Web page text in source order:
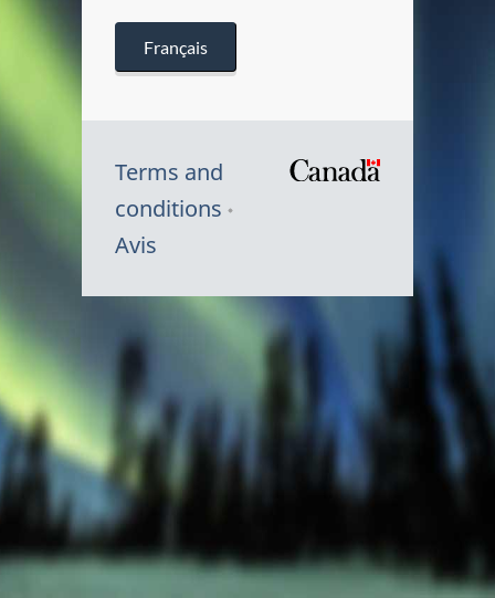
Français
Terms and
conditions
Avis
Canada